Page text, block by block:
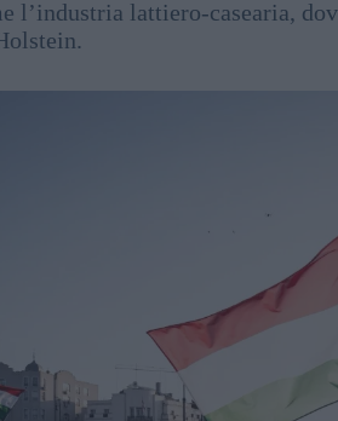
l’industria lattiero-casearia,